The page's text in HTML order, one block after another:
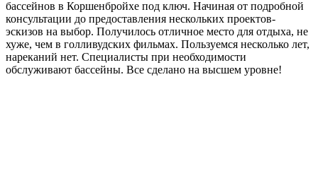
бассейнов в Коршенбройхе под ключ. Начиная от подробной
консультации до предоставления нескольких проектов-
эскизов на выбор. Получилось отличное место для отдыха, не
хуже, чем в голливудских фильмах. Пользуемся несколько лет,
нареканий нет. Специалисты при необходимости
обслуживают бассейны. Все сделано на высшем уровне!